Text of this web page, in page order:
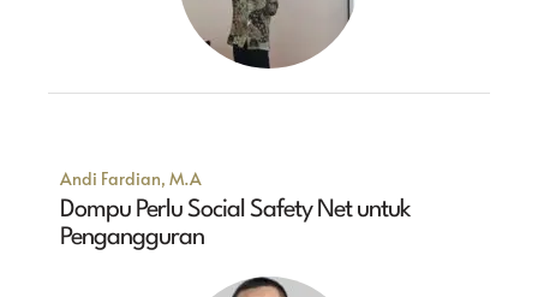
Andi Fardian, M.A
Dompu Perlu Social Safety Net untuk
Pengangguran